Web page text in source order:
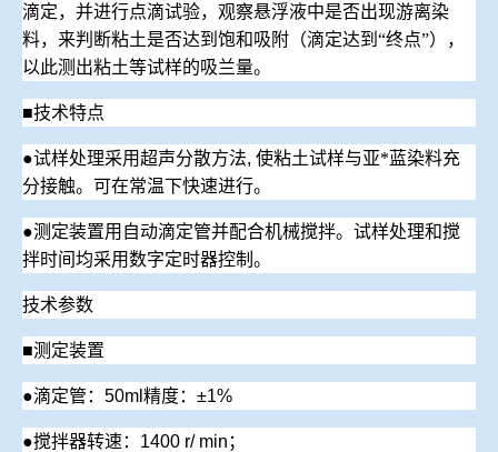
滴定，并进行点滴试验，观察悬浮液中是否出现游离染
料，来判断粘土是否达到饱和吸附（滴定达到 “终点”），
以此测出粘土等试样的吸兰量。
■技术特点
●试样处理采用超声分散方法, 使粘土试样与亚*蓝染料充
分接触。可在常温下快速进行。
●测定装置用自动滴定管并配合机械搅拌。试样处理和搅
拌时间均采用数字定时器控制。
技术参数
■测定装置
●滴定管： 50ml 精度： ±1%
●搅拌器转速： 1400 r/ min ；